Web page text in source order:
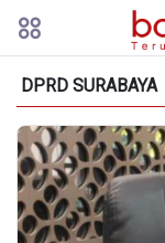
DPRD SURABAYA